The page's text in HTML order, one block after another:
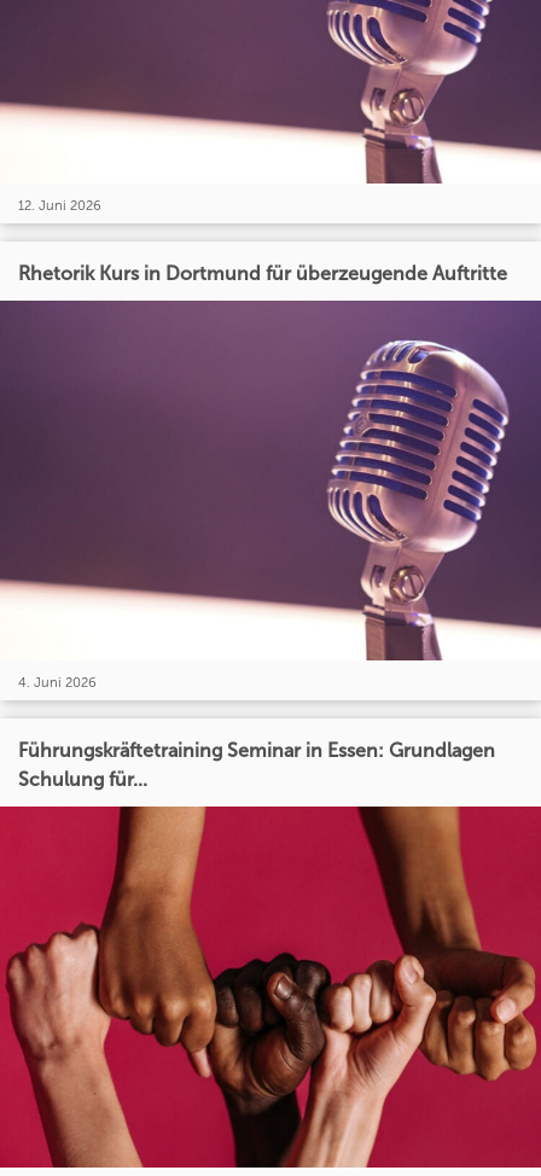
12. Juni 2026
Rhetorik Kurs in Dortmund für überzeugende Auftritte
4. Juni 2026
Führungskräftetraining Seminar in Essen: Grundlagen
Schulung für...